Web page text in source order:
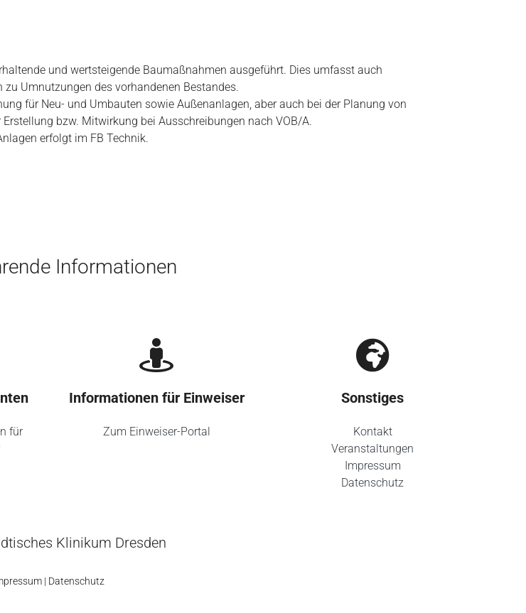
und wertsteigende Baumaßnahmen ausgeführt. Dies umfasst auch
Umnutzungen des vorhandenen Bestandes.
für Neu- und Umbauten sowie Außenanlagen, aber auch bei der Planung von
bzw. Mitwirkung bei Ausschreibungen nach VOB/A.
erfolgt im FB Technik.
Informationen
für
Informationen für Einweiser
Zum Einweiser-Portal
Sonstiges
Kontakt
Veranstaltungen
Impressum
Datenschutz
Klinikum Dresden
| Datenschutz